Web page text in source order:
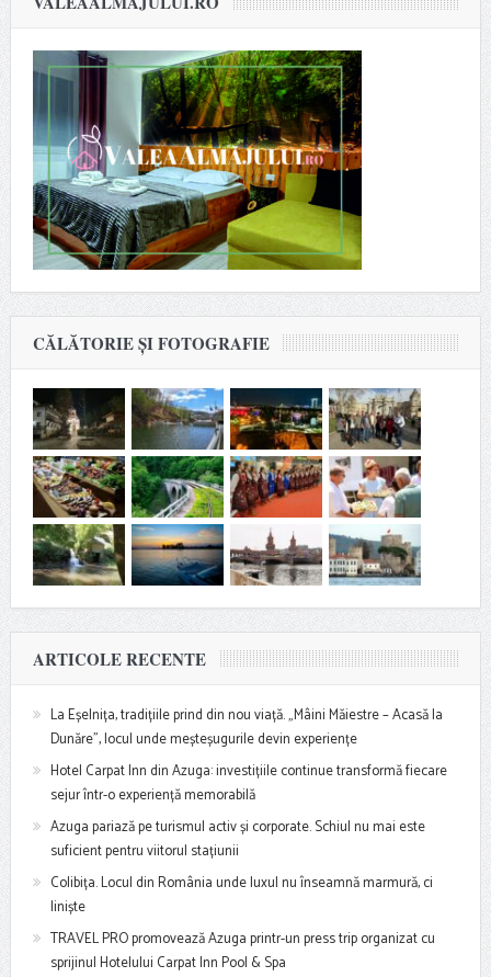
CĂLĂTORIE ȘI FOTOGRAFIE
ARTICOLE RECENTE
La Eșelnița, tradițiile prind din nou viață. „Mâini Măiestre – Acasă la
Dunăre”, locul unde meșteșugurile devin experiențe
Hotel Carpat Inn din Azuga: investițiile continue transformă fiecare
sejur într-o experiență memorabilă
Azuga pariază pe turismul activ și corporate. Schiul nu mai este
suficient pentru viitorul stațiunii
Colibița. Locul din România unde luxul nu înseamnă marmură, ci
liniște
TRAVEL PRO promovează Azuga printr-un press trip organizat cu
sprijinul Hotelului Carpat Inn Pool & Spa